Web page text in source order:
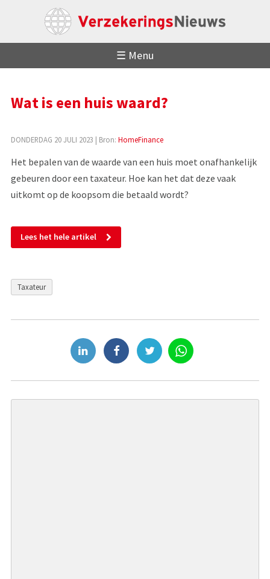
☰ Menu
Wat is een huis waard?
DONDERDAG 20 JULI 2023 | Bron: HomeFinance
Het bepalen van de waarde van een huis moet onafhankelijk
gebeuren door een taxateur. Hoe kan het dat deze vaak
uitkomt op de koopsom die betaald wordt?
Lees het hele artikel
Taxateur